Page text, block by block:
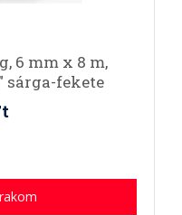
6 mm x 8 m,
sárga-fekete